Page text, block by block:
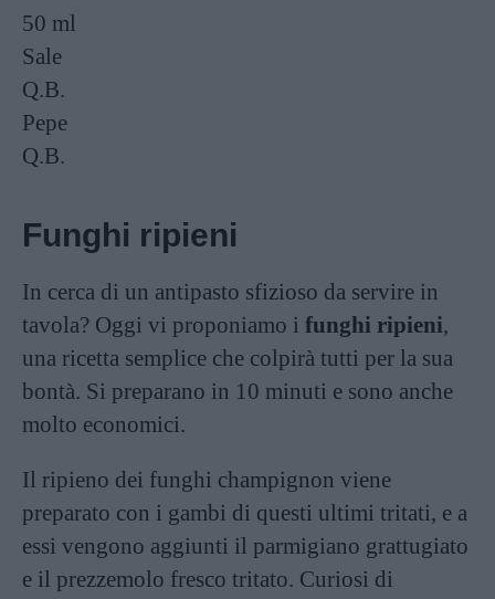
50 ml
Sale
Q.B.
Pepe
Q.B.
Funghi ripieni
In cerca di un antipasto sfizioso da servire in
tavola? Oggi vi proponiamo i funghi ripieni,
una ricetta semplice che colpirà tutti per la sua
bontà. Si preparano in 10 minuti e sono anche
molto economici.
Il ripieno dei funghi champignon viene
preparato con i gambi di questi ultimi tritati, e a
essi vengono aggiunti il parmigiano grattugiato
e il prezzemolo fresco tritato. Curiosi di